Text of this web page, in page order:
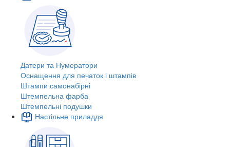
Датери та Нумератори
Оснащення для печаток і штампів
Штампи самонабірні
Штемпельна фарба
Штемпельні подушки
Настільне приладдя